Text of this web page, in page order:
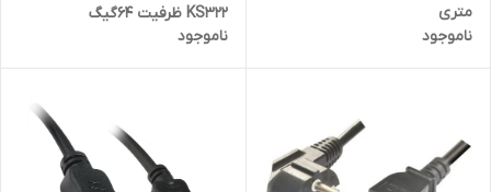
متری
ناموجود
KS322 ظرفیت 64گیگ
ناموجود